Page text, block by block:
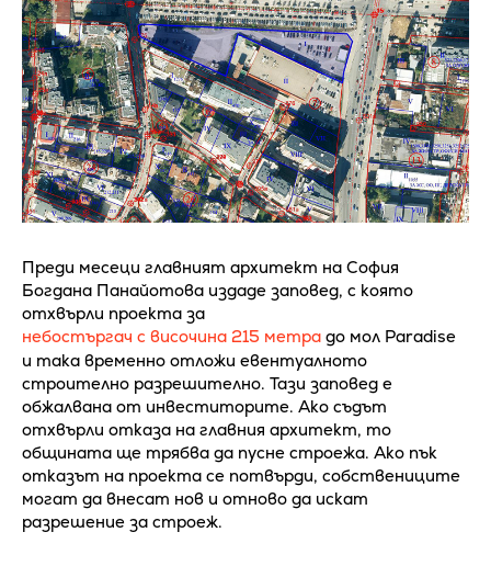
Преди месеци главният архитект на София
Богдана Панайотова издаде заповед, с която
отхвърли проекта за
небостъргач с височина 215 метра до мол Paradise
и така временно отложи евентуалното
строително разрешително. Тази заповед е
обжалвана от инвеститорите. Ако съдът
отхвърли отказа на главния архитект, то
общината ще трябва да пусне строежа. Ако пък
отказът на проекта се потвърди, собствениците
могат да внесат нов и отново да искат
разрешение за строеж.